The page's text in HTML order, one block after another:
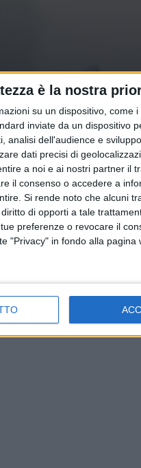
è la nostra
su un dispositivo, come
inviate da un dispositivo
analisi dell'audience e
dati precisi di
a noi e ai nostri partner il
il consenso o accedere a
Si rende noto che alcuni
di opporti a tale
preferenze o revocare il
"Privacy" in fondo alla pagina
in Italy ad